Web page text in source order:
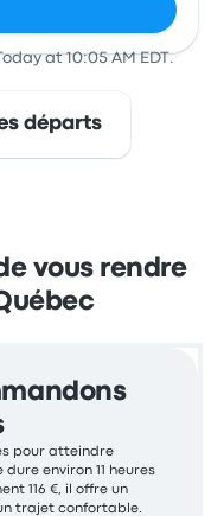
at 10:05 AM EDT.
départs
vous rendre
pour atteindre
environ 11 heures
116 €, il offre un
trajet confortable.